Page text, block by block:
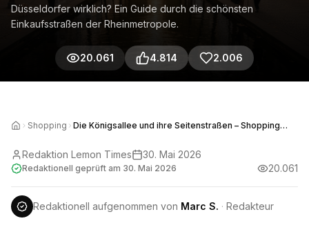
Düsseldorfer wirklich? Ein Guide durch die schönsten
Einkaufsstraßen der Rheinmetropole.
20.061 4.814 2.006
Shopping
Die Königsallee und ihre Seitenstraßen – Shopping
Redaktion Lemon Times 30. Mai 2026
Redaktionell geprüft am 30. Mai 2026 20.061
Redaktionell aufgenommen von Marc S. · Redakteur